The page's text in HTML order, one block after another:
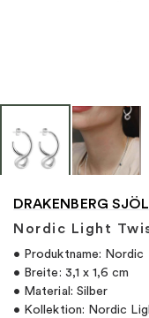
DRAKENBERG
Nordic Light
• Produktname:
• Breite: 3,1 x 1,6 cm
• Material: Silber
• Kollektion: Nordic